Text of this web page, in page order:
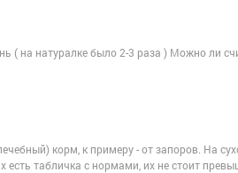
( на натуралке было 2-3 раза ) Можно ли
корм, к примеру - от запоров. На
табличка с нормами, их не стоит